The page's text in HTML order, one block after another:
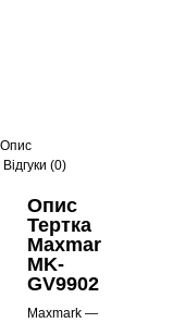
Опис
Відгуки (0)
Опис
Тертка
Maxmar
MK-
GV9902
Maxmark —